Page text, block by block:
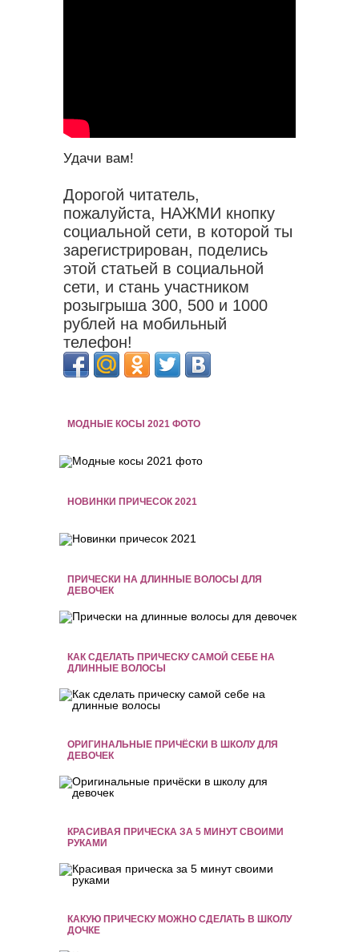
Удачи вам!
Дорогой читатель,
пожалуйста, НАЖМИ кнопку
социальной сети, в которой ты
зарегистрирован, поделись
этой статьей в социальной
сети, и стань участником
розыгрыша 300, 500 и 1000
рублей на мобильный
телефон!
МОДНЫЕ КОСЫ 2021 ФОТО
НОВИНКИ ПРИЧЕСОК 2021
ПРИЧЕСКИ НА ДЛИННЫЕ ВОЛОСЫ ДЛЯ
ДЕВОЧЕК
КАК СДЕЛАТЬ ПРИЧЕСКУ САМОЙ СЕБЕ НА
ДЛИННЫЕ ВОЛОСЫ
ОРИГИНАЛЬНЫЕ ПРИЧЁСКИ В ШКОЛУ ДЛЯ
ДЕВОЧЕК
КРАСИВАЯ ПРИЧЕСКА ЗА 5 МИНУТ СВОИМИ
РУКАМИ
КАКУЮ ПРИЧЕСКУ МОЖНО СДЕЛАТЬ В ШКОЛУ
ДОЧКЕ